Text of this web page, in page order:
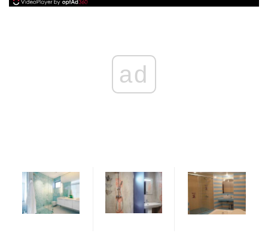
ad